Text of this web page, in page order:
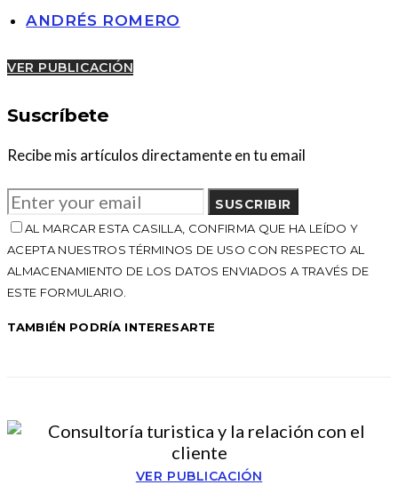
ANDRÉS ROMERO
VER PUBLICACIÓN
Suscríbete
Recibe mis artículos directamente en tu email
SUSCRIBIR
AL MARCAR ESTA CASILLA, CONFIRMA QUE HA LEÍDO Y
ACEPTA NUESTROS TÉRMINOS DE USO CON RESPECTO AL
ALMACENAMIENTO DE LOS DATOS ENVIADOS A TRAVÉS DE
ESTE FORMULARIO.
TAMBIÉN PODRÍA INTERESARTE
VER PUBLICACIÓN